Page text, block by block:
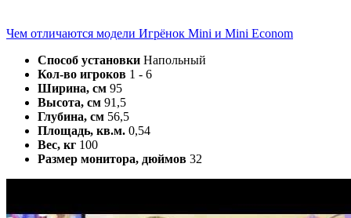
Чем отличаются модели Игрёнок Mini и Mini Econom
Способ установки Напольный
Кол-во игроков 1 - 6
Ширина, см 95
Высота, см 91,5
Глубина, см 56,5
Площадь, кв.м. 0,54
Вес, кг 100
Размер монитора, дюймов 32